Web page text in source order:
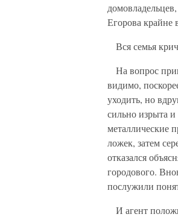
Егорова
Вся семья
На вопрос
видимо,
уходить, но
сильно изрыта и
металлические
ложек, затем
отказался
городового.
послужили
И агент